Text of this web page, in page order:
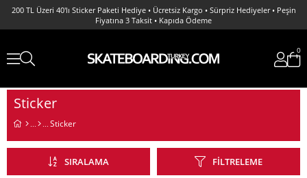
200 TL Üzeri 40'lı Sticker Paketi Hediye • Ücretsiz Kargo • Sürpriz Hediyeler • Peşin
Fiyatına 3 Taksit • Kapıda Ödeme
0
Sticker
Sticker
FILTRELEME
SIRALAMA